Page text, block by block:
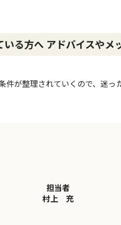
る方へ アドバイスやメ
が整理されていくので、迷っ
担当者
村上 充